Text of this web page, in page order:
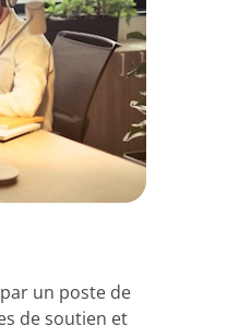
un poste de
de soutien et